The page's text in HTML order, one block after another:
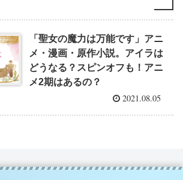
「聖女の魔力は万能です」アニ
メ・漫画・原作小説。アイラは
どうなる？スピンオフも！アニ
メ2期はあるの？
2021.08.05